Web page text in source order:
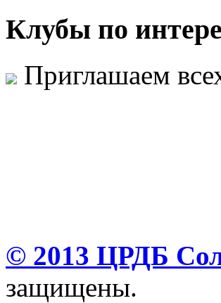
Клубы по
Приглашаем
© 2013 ЦРДБ
защищены.